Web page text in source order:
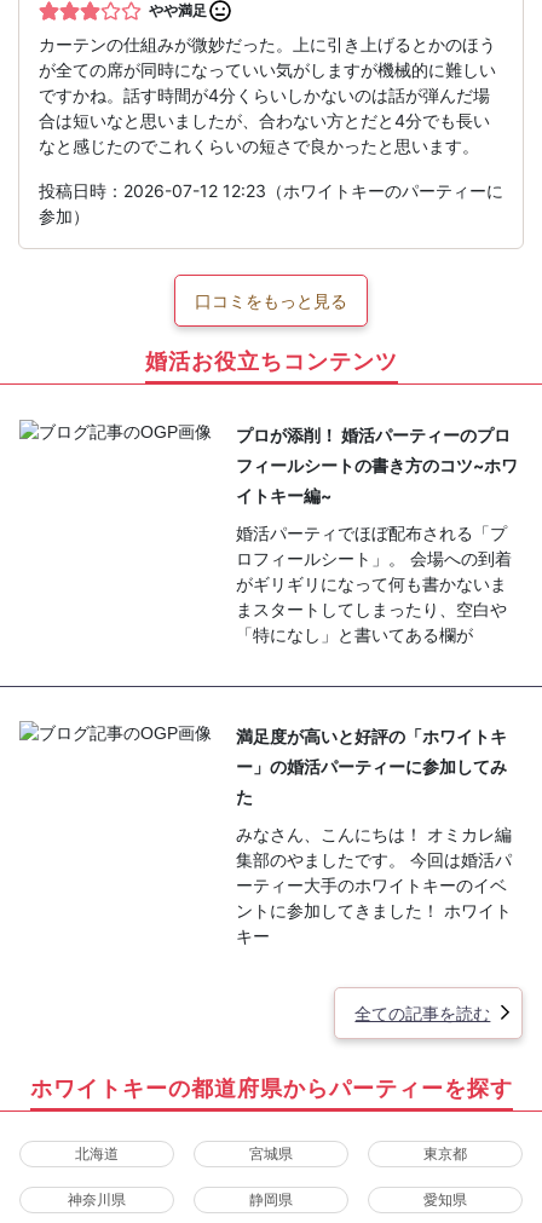
やや満足
カーテンの仕組みが微妙だった。上に引き上げるとかのほう
が全ての席が同時になっていい気がしますが機械的に難しい
ですかね。話す時間が4分くらいしかないのは話が弾んだ場
合は短いなと思いましたが、合わない方とだと4分でも長い
なと感じたのでこれくらいの短さで良かったと思います。
投稿日時：2026-07-12 12:23（ホワイトキーのパーティーに
参加）
口コミをもっと見る
婚活お役立ちコンテンツ
プロが添削！ 婚活パーティーのプロ
フィールシートの書き方のコツ~ホワ
イトキー編~
婚活パーティでほぼ配布される「プ
ロフィールシート」。 会場への到着
がギリギリになって何も書かないま
まスタートしてしまったり、空白や
「特になし」と書いてある欄が
満足度が高いと好評の「ホワイトキ
ー」の婚活パーティーに参加してみ
た
みなさん、こんにちは！ オミカレ編
集部のやましたです。 今回は婚活パ
ーティー大手のホワイトキーのイベ
ントに参加してきました！ ホワイト
キー
全ての記事を読む
ホワイトキーの都道府県からパーティーを探す
北海道 宮城県 東京都
神奈川県 静岡県 愛知県